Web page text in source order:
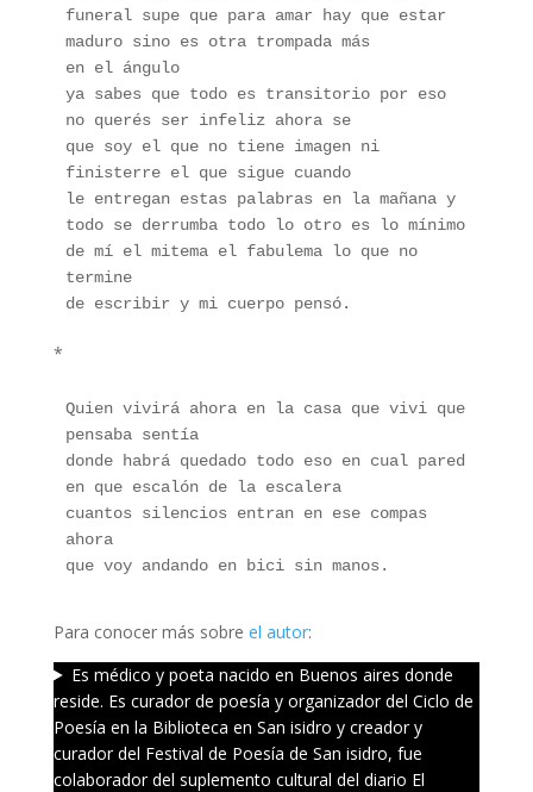
funeral supe que para amar hay que estar
maduro sino es otra trompada más
en el ángulo
ya sabes que todo es transitorio por eso
no querés ser infeliz ahora se
que soy el que no tiene imagen ni
finisterre el que sigue cuando
le entregan estas palabras en la mañana y
todo se derrumba todo lo otro es lo mínimo
de mí el mitema el fabulema lo que no
termine
de escribir y mi cuerpo pensó.
*
Quien vivirá ahora en la casa que vivi que
pensaba sentía
donde habrá quedado todo eso en cual pared
en que escalón de la escalera
cuantos silencios entran en ese compas
ahora
que voy andando en bici sin manos.
Para conocer más sobre el autor:
Es médico y poeta nacido en Buenos aires donde
reside. Es curador de poesía y organizador del Ciclo de
Poesía en la Biblioteca en San isidro y creador y
curador del Festival de Poesía de San isidro, fue
colaborador del suplemento cultural del diario El